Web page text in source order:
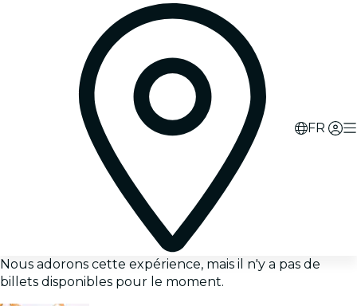
FR
Nous adorons cette expérience, mais il n'y a pas de
billets disponibles pour le moment.